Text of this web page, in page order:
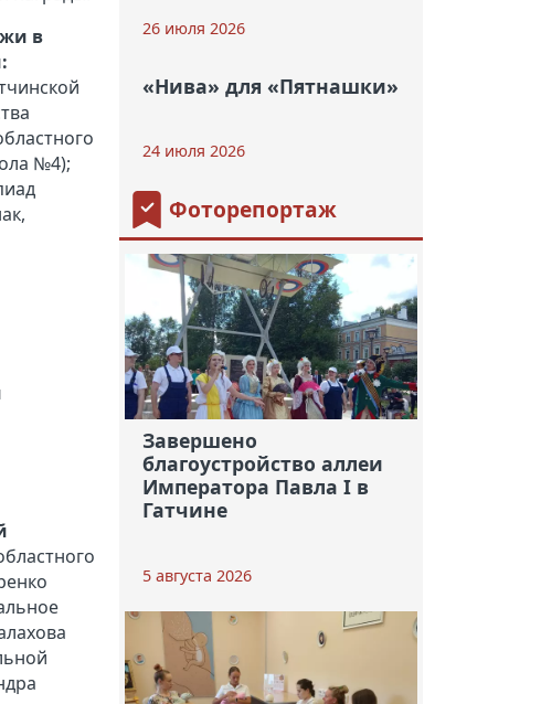
в
№4);
26 июля 2026
«Нива» для «Пятнашки»
24 июля 2026
Фоторепортаж
Завершено
благоустройство аллеи
Императора Павла I в
Гатчине
5 августа 2026